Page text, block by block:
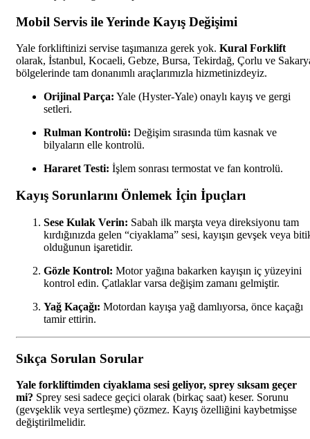
Mobil Servis ile Yerinde Kayış Değişimi
Yale forkliftinizi servise taşımanıza gerek yok. Kural Forklift
olarak, İstanbul, Kocaeli, Gebze, Bursa, Tekirdağ, Çorlu ve
bölgelerinde tam donanımlı araçlarımızla hizmetinizdeyiz.
Orijinal Parça: Yale (Hyster-Yale) onaylı kayış ve gergi
setleri.
Rulman Kontrolü: Değişim sırasında tüm kasnak ve
bilyaların elle kontrolü.
Hararet Testi: İşlem sonrası termostat ve fan kontrolü.
Kayış Sorunlarını Önlemek İçin İpuçları
Sese Kulak Verin: Sabah ilk marşta veya direksiyonu tam
kırdığınızda gelen “ciyaklama” sesi, kayışın gevşek veya
olduğunun işaretidir.
Gözle Kontrol: Motor yağına bakarken kayışın iç yüzeyini
kontrol edin. Çatlaklar varsa değişim zamanı gelmiştir.
Yağ Kaçağı: Motordan kayışa yağ damlıyorsa, önce kaçağı
tamir ettirin.
Sıkça Sorulan Sorular
Yale forkliftimden ciyaklama sesi geliyor, sprey sıksam geçer
mi? Sprey sesi sadece geçici olarak (birkaç saat) keser. Sorunu
(gevşeklik veya sertleşme) çözmez. Kayış özelliğini kaybetmişse
değiştirilmelidir.